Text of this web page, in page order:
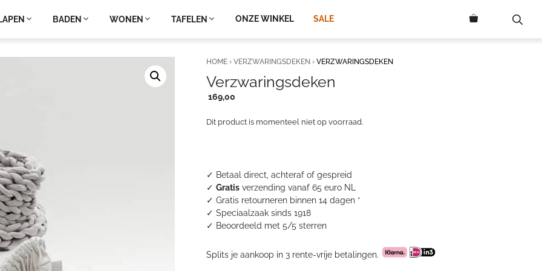
BADEN WONEN TAFELEN ONZE WINKEL SALE
✓ Betaal direct, achteraf of gespreid
✓Gratis verzending vanaf 65 euro NL
✓ Gratis retourneren binnen 14 dagen *
✓ Speciaalzaak sinds 1918
✓ Beoordeeld met 5/5 sterren
Splits je aankoop in 3 rente-vrije betalingen.
HOME ›VERZWARINGSDEKEN ›VERZWARINGSDEKEN
Verzwaringsdeken
169,00
Dit product is momenteel niet op voorraad.